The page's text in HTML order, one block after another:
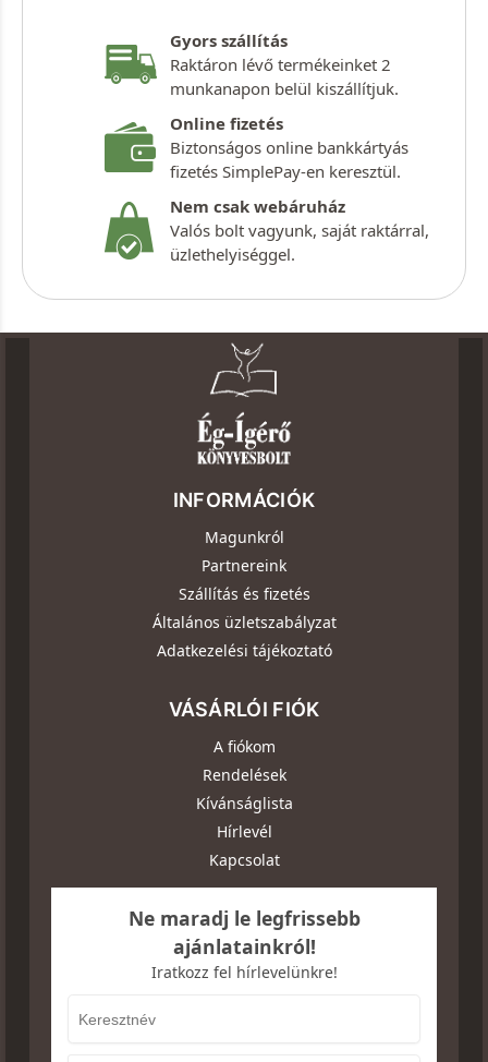
Gyors szállítás
Raktáron lévő termékeinket 2
munkanapon belül kiszállítjuk.
Online fizetés
Biztonságos online bankkártyás
fizetés SimplePay-en keresztül.
Nem csak webáruház
Valós bolt vagyunk, saját raktárral,
üzlethelyiséggel.
INFORMÁCIÓK
Magunkról
Partnereink
Szállítás és fizetés
Általános üzletszabályzat
Adatkezelési tájékoztató
VÁSÁRLÓI FIÓK
A fiókom
Rendelések
Kívánságlista
Hírlevél
Kapcsolat
Ne maradj le legfrissebb
ajánlatainkról!
Iratkozz fel hírlevelünkre!